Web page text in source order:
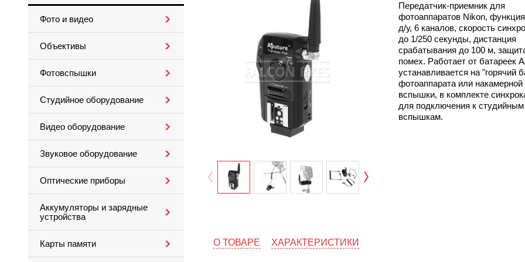
Фото и видео
Объективы
Фотовспышки
Студийное оборудование
Видео оборудование
Звуковое оборудование
Оптические приборы
Аккумуляторы и зарядные
устройства
Карты памяти
Передатчик-приемник для
фотоаппаратов Nikon,
д/у, 6 каналов, скорость
до 1/250 секунды, дистанция
срабатывания до 100 м,
помех. Работает от батареек
устанавливается на "горячий
фотоаппарата или накамерной
вспышки, в комплекте
для подключения к студийным
вспышкам.
О ТОВАРЕ ХАРАКТЕРИСТИКИ